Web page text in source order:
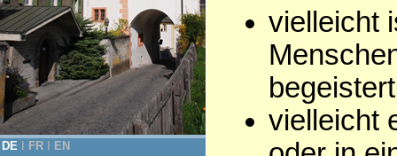
DE FR EN
vielleicht
vielleicht